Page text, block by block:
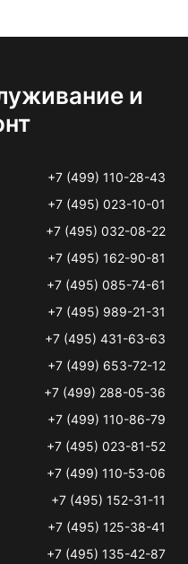
и
+7 (499) 110-28-43
+7 (495) 023-10-01
+7 (495) 032-08-22
+7 (495) 162-90-81
+7 (495) 085-74-61
+7 (495) 989-21-31
+7 (495) 431-63-63
+7 (499) 653-72-12
+7 (499) 288-05-36
+7 (499) 110-86-79
+7 (495) 023-81-52
+7 (499) 110-53-06
+7 (495) 152-31-11
+7 (495) 125-38-41
+7 (495) 135-42-87